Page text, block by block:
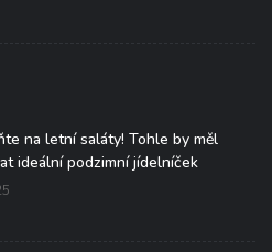
na letní saláty! Tohle by měl
ideální podzimní jídelníček